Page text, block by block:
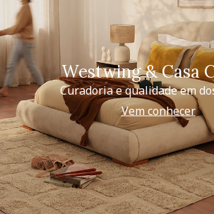
Westwing & Casa
Curadoria e qualidade em
Vem conhecer